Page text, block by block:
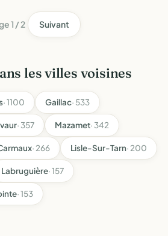
1 / 2 Suivant
les villes voisines
· 1100 Gaillac· 533
· 357 Mazamet· 342
· 266 Lisle-Sur-Tarn· 200
Labruguière· 157
· 153